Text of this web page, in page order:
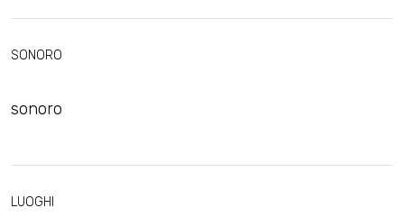
SONORO
sonoro
LUOGHI